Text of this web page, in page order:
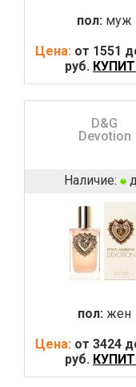
пол: муж
Цена: от 1551
руб.
D&G
Devotion
Наличие:
пол: жен
Цена: от 3424
руб.